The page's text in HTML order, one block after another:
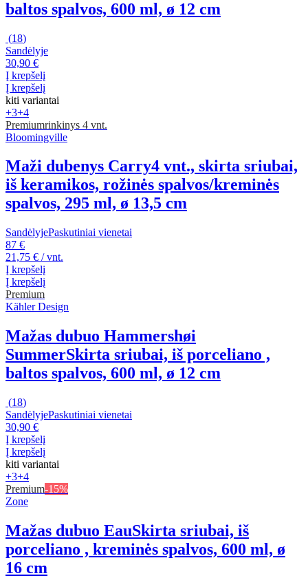
baltos spalvos, 600 ml, ø 12 cm
(18)
Sandėlyje
30,90 €
Į krepšelį
Į krepšelį
kiti variantai
+3+4
Premiumrinkinys 4 vnt.
Bloomingville
Maži dubenys Carry4 vnt., skirta sriubai,
iš keramikos, rožinės spalvos/kreminės
spalvos, 295 ml, ø 13,5 cm
SandėlyjePaskutiniai vienetai
87 €
21,75 € / vnt.
Į krepšelį
Į krepšelį
Premium
Kähler Design
Mažas dubuo Hammershøi
SummerSkirta sriubai, iš porceliano ,
baltos spalvos, 600 ml, ø 12 cm
(18)
SandėlyjePaskutiniai vienetai
30,90 €
Į krepšelį
Į krepšelį
kiti variantai
+3+4
Premium-15%
Zone
Mažas dubuo EauSkirta sriubai, iš
porceliano , kreminės spalvos, 600 ml, ø
16 cm